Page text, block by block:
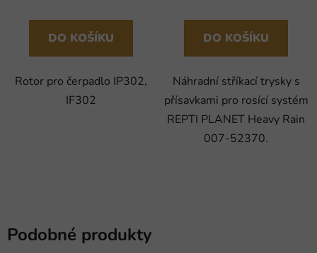
DO KOŠÍKU
Rotor pro čerpadlo IP302,
IF302
DO KOŠÍKU
Náhradní stříkací trysky s
přísavkami pro rosící systém
REPTI PLANET Heavy Rain
007-52370.
Podobné produkty